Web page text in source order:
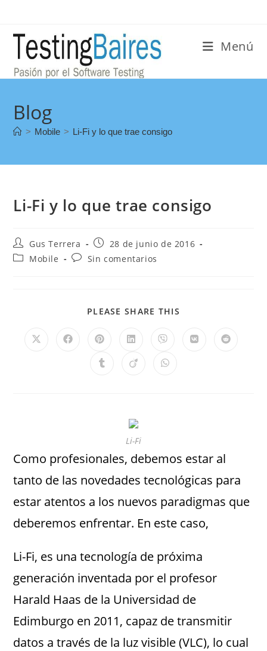
Menú
Blog
> Mobile > Li-Fi y lo que trae consigo
Li-Fi y lo que trae consigo
Gus Terrera
28 de junio de 2016
Mobile
Sin comentarios
PLEASE SHARE THIS
Li-Fi
Como profesionales, debemos estar al
tanto de las novedades tecnológicas para
estar atentos a los nuevos paradigmas que
deberemos enfrentar. En este caso,
Li-Fi, es una tecnología de próxima
generación inventada por el profesor
Harald Haas de la Universidad de
Edimburgo en 2011, capaz de transmitir
datos a través de la luz visible (VLC), lo cual